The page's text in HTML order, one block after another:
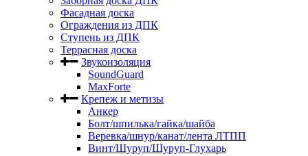
Фасадная доска
Ограждения из ДПК
Ступень из ДПК
Террасная доска
Звукоизоляция
SoundGuard
MaxForte
Крепеж и метизы
Анкер
Болт/шпилька/гайка/шайба
Веревка/шнур/канат/лента ЛТПП
Винт/Шуруп/Шуруп-Глухарь